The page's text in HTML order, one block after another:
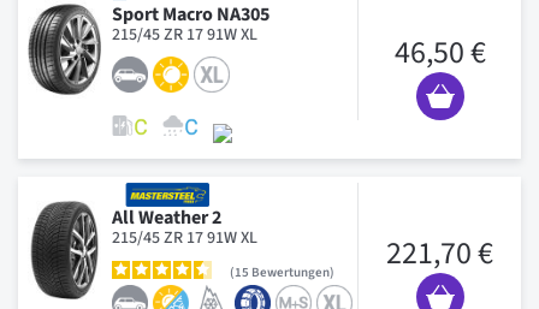
Sport Macro NA305
215/45 ZR 17 91W XL 46,50 €
All Weather 2
215/45 ZR 17 91W XL
15 Bewertungen 221,70 €